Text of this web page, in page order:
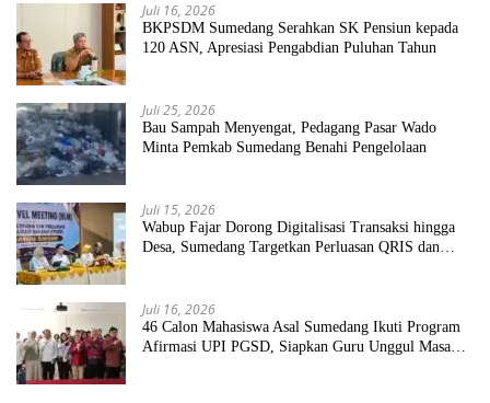
Juli 16, 2026
BKPSDM Sumedang Serahkan SK Pensiun kepada
120 ASN, Apresiasi Pengabdian Puluhan Tahun
Juli 25, 2026
Bau Sampah Menyengat, Pedagang Pasar Wado
Minta Pemkab Sumedang Benahi Pengelolaan
Juli 15, 2026
Wabup Fajar Dorong Digitalisasi Transaksi hingga
Desa, Sumedang Targetkan Perluasan QRIS dan
Juli 16, 2026
46 Calon Mahasiswa Asal Sumedang Ikuti Program
Afirmasi UPI PGSD, Siapkan Guru Unggul Masa